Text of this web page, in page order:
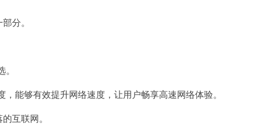
分。
够有效提升网络速度，让用户畅享高速网络体验。
互联网。